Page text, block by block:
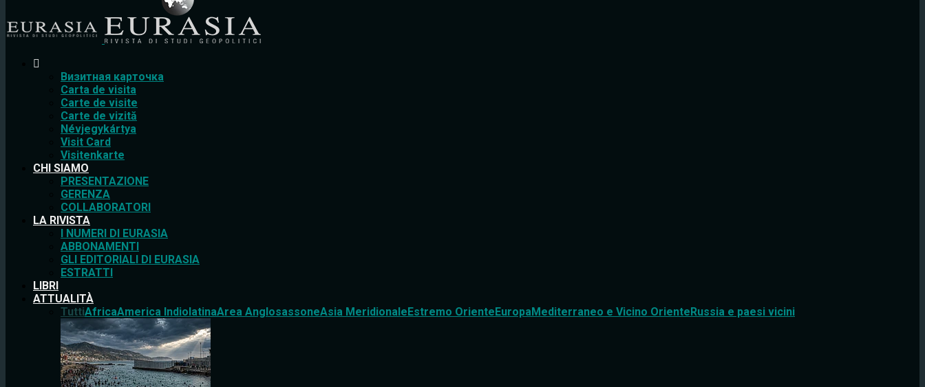
Bизитная карточка
Carta de visita
Carte de visite
Carte de vizită
Névjegykártya
Visit Card
Visitenkarte
CHI SIAMO
PRESENTAZIONE
GERENZA
COLLABORATORI
LA RIVISTA
I NUMERI DI EURASIA
ABBONAMENTI
GLI EDITORIALI DI EURASIA
ESTRATTI
LIBRI
ATTUALITÀ
TuttiAfricaAmerica IndiolatinaArea AnglosassoneAsia MeridionaleEstremo OrienteEuropaMediterraneo e Vicino OrienteRussia e paesi vicini